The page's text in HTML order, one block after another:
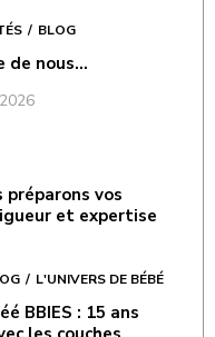
BLOG
de nous…
préparons vos
et expertise
L'UNIVERS DE BÉBÉ
BBIES : 15 ans